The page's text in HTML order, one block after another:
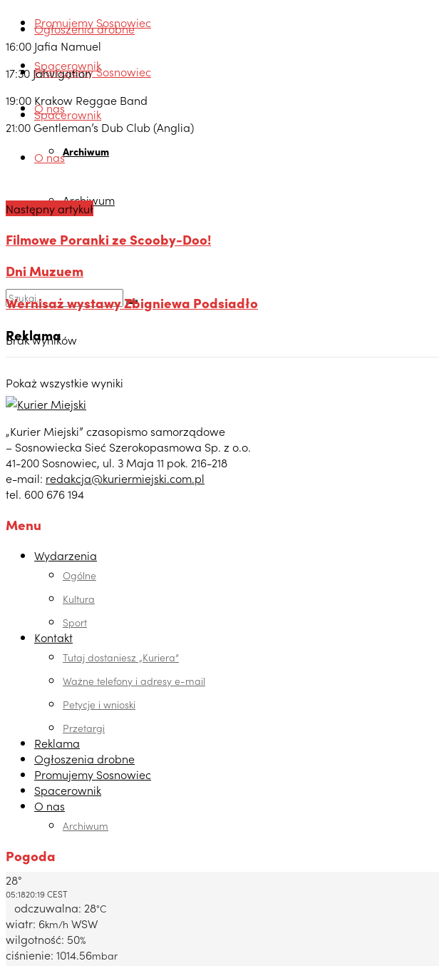
Promujemy Sosnowiec
Spacerownik
O nas
Archiwum
Ogłoszenia drobne
Promujemy Sosnowiec
Spacerownik
O nas
Archiwum
Brak wyników
Pokaż wszystkie wyniki
16:00 Jafia Namuel
17:30 Jahvigation
19:00 Krakow Reggae Band
21:00 Gentleman’s Dub Club (Anglia)
Następny artykuł
Filmowe Poranki ze Scooby-Doo!
Dni Muzuem
Wernisaż wystawy Zbigniewa Podsiadło
Reklama
„Kurier Miejski” czasopismo samorządowe
– Sosnowiecka Sieć Szerokopasmowa Sp. z o.o.
41-200 Sosnowiec, ul. 3 Maja 11 pok. 216-218
e-mail: redakcja@kuriermiejski.com.pl
tel. 600 676 194
Menu
Wydarzenia
Ogólne
Kultura
Sport
Kontakt
Tutaj dostaniesz „Kuriera”
Ważne telefony i adresy e-mail
Petycje i wnioski
Przetargi
Reklama
Ogłoszenia drobne
Promujemy Sosnowiec
Spacerownik
O nas
Archiwum
Pogoda
Dabrowa Gornicza, PL
28°
05:1820:19 CEST
odczuwalna: 28°C
wiatr: 6km/h WSW
wilgotność: 50%
ciśnienie: 1014.56mbar